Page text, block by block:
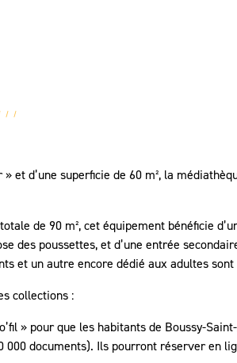
et d’une superficie de 60 m², la
de 90 m², cet équipement bénéficie
des poussettes, et d’une entrée
et un autre encore dédié aux adultes
collections :
» pour que les habitants de Boussy-
000 documents). Ils pourront réserver en